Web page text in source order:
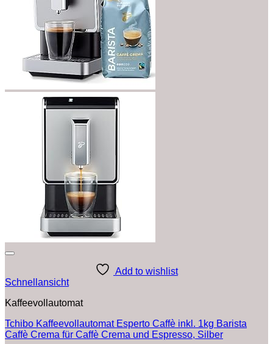
Add to wishlist
Schnellansicht
Kaffeevollautomat
Tchibo Kaffeevollautomat Esperto Caffè inkl. 1kg Barista
Caffè Crema für Caffè Crema und Espresso, Silber